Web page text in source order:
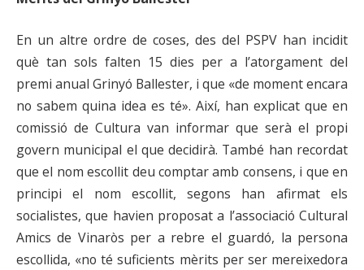
En un altre ordre de coses, des del PSPV han incidit
què tan sols falten 15 dies per a l’atorgament del
premi anual Grinyó Ballester, i que «de moment encara
no sabem quina idea es té». Així, han explicat que en
comissió de Cultura van informar que serà el propi
govern municipal el que decidirà. També han recordat
que el nom escollit deu comptar amb consens, i que en
principi el nom escollit, segons han afirmat els
socialistes, que havien proposat a l’associació Cultural
Amics de Vinaròs per a rebre el guardó, la persona
escollida, «no té suficients mèrits per ser mereixedora